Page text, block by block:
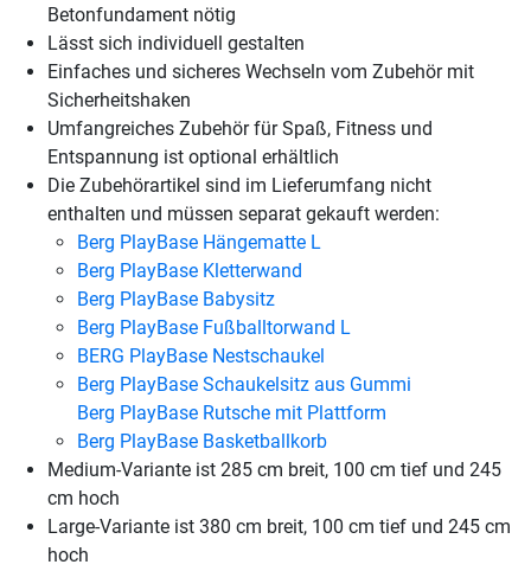
Betonfundament nötig
Lässt sich individuell gestalten
Einfaches und sicheres Wechseln vom Zubehör mit
Sicherheitshaken
Umfangreiches Zubehör für Spaß, Fitness und
Entspannung ist optional erhältlich
Die Zubehörartikel sind im Lieferumfang nicht
enthalten und müssen separat gekauft werden:
Berg PlayBase Hängematte L
Berg PlayBase Kletterwand
Berg PlayBase Babysitz
Berg PlayBase Fußballtorwand L
BERG PlayBase Nestschaukel
Berg PlayBase Schaukelsitz aus Gummi
Berg PlayBase Rutsche mit Plattform
Berg PlayBase Basketballkorb
Medium-Variante ist 285 cm breit, 100 cm tief und 245
cm hoch
Large-Variante ist 380 cm breit, 100 cm tief und 245 cm
hoch